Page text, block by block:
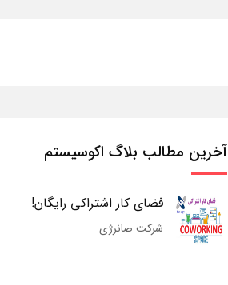
آخرین مطالب بلاگ اکوسیستم
فضای کار اشتراکی رایگان!
شرکت صانرژی